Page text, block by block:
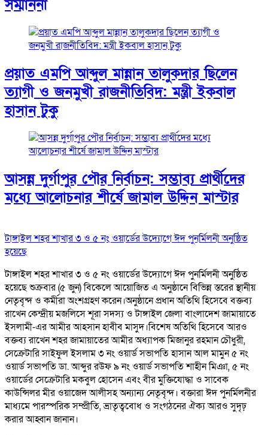
সম্মাননা
প্রয়াত এমপি আব্দুল মান্নান তালুকদার ছিলেন
ত্যাগী ও জনমুখী রাজনীতিবিদ: মন্ত্রী ইকবাল
হাসান টুকু
আসন্ন দুর্গাপুর পৌর নির্বাচন: সম্ভাব্য প্রার্থীদের
মধ্যে আলোচনার শীর্ষে জামাল উদ্দিন মাস্টার
টাঙ্গাইল শহর শাখার ৩ ও ৫ নং ওয়ার্ডের উদ্যোগে ঈদ পুনর্মিলনী অনুষ্ঠিত
হয়েছে
টাঙ্গাইল শহর শাখার ৩ ও ৫ নং ওয়ার্ডের উদ্যোগে ঈদ পুনর্মিলনী অনুষ্ঠিত
হয়েছে শুক্রবার (৫ জুন) বিকেলে আয়োজিত এ অনুষ্ঠানে বিভিন্ন স্তরের স্থানীয়
নেতৃবৃন্দ ও কর্মীরা অংশগ্রহণ করেন।অনুষ্ঠানে প্রধান অতিথি হিসেবে বক্তব্য
রাখেন কেন্দ্রীয় মজলিসে শূরা সদস্য ও টাঙ্গাইল জেলা বাংলাদেশ জামায়াতে
ইসলামী-এর আমীর আহসান হাবীব মাসুদ।বিশেষ অতিথি হিসেবে আরও
বক্তব্য রাখেন শহর জামায়াতের আমীর অধ্যাপক মিজানুর রহমান চৌধুরী,
সেক্রেটারি সাইফুল ইসলাম ৩ নং ওয়ার্ড সভাপতি হাসান আল মামুন ৫ নং
ওয়ার্ড সভাপতি ডা. আব্দুর রউফ ৯ নং ওয়ার্ড সভাপতি শাহীন মিঞা, ৫ নং
ওয়ার্ডের সেক্রেটারি মকবুল হোসেন এবং বীর মুক্তিযোদ্ধা ও সাবেক
কাউন্সিলর মীর ওয়াজেদ আলীসহ অন্যান্য নেতৃবৃন্দ। বক্তারা ঈদ পুনর্মিলনীর
মাধ্যমে পারস্পরিক সম্প্রীতি, ভ্রাতৃত্ববোধ ও সংগঠনের ঐক্য আরও সুদৃঢ়
করার আহ্বান জানান।